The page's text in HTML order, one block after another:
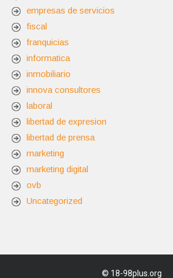
empresas de servicios
fiscal
franquicias
informatica
inmobiliario
innova consultores
laboral
libertad de expresion
libertad de prensa
marketing
marketing digital
ovb
Uncategorized
© 18-98plus.org